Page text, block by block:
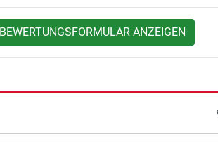
BEWERTUNGSFORMULAR ANZEIGEN